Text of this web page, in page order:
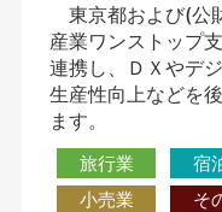
東京都および(公
産業ワンストップ
連携し、ＤＸやデ
生産性向上などを
ます。
旅行業 宿
小売業
そ